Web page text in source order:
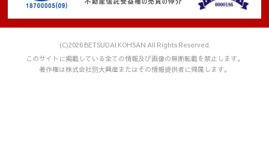
(1) 個人情報の取り扱いに係る規程の整備
・個人情報の取得、利用、保存、提供、削除、廃棄等のすべて
めています。
(2) 組織的安全管理措置
・個人情報の取り扱いに関する個人情報保護管理者を設置して
(C)2026 BETSUDAI KOHSAN All Rights Reserved.
このサイトに掲載している全ての情報及び画像の無断転載を禁止します。
著作権は株式会社別大興産またはその情報提供者に帰属します。